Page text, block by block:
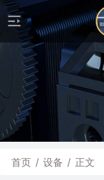
首页 / 设备 / 正文